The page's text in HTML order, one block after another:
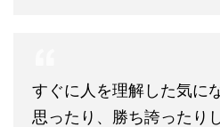
すぐに人を理解した気に
思ったり、勝ち誇ったり